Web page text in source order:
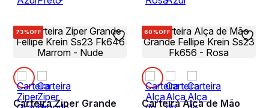
73%OFF
Carteira Ziper Grande
60%OFF
Carteira Alça de Mão